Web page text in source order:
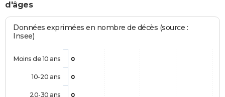
d'âges
Données exprimées en nombre de décès (source :
Insee)
0
0
0
Moins de 10 ans
10-20 ans
20-30 ans